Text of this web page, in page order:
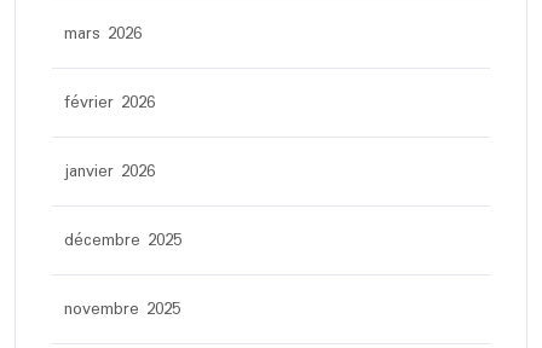
mars 2026
février 2026
janvier 2026
décembre 2025
novembre 2025